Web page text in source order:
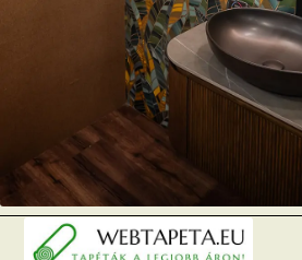
Ugrás
a
Kilépés
a